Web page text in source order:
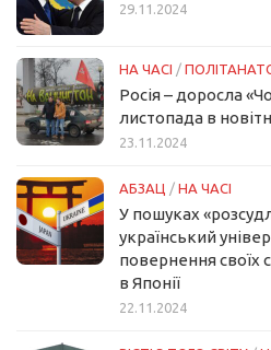
29.11.2024
НА ЧАСІ /
Росія – доросла
листопада в
23.11.2024
АБЗАЦ / НА ЧАСІ
У пошуках
український
повернення своїх
в Японії
22.11.2024